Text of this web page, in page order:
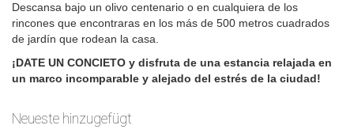
Descansa bajo un olivo centenario o en cualquiera de los
rincones que encontraras en los más de 500 metros cuadrados
de jardín que rodean la casa.
¡DATE UN CONCIETO y disfruta de una estancia relajada en
un marco incomparable y alejado del estrés de la ciudad!
Neueste hinzugefügt